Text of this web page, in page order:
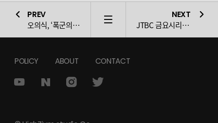
PREV
오의식, ‘폭군의 셰프’의 필수 재료 활약! 맛있는 연기 X 색다른 풍
LIST
NEXT
JTBC 금요시리즈 <마이 유스> 송중기 x 천우희 표 감성 로맨스는 역시 달랐다! ‘호평’ 속 기분 좋은 출발
POLICY ABOUT CONTACT